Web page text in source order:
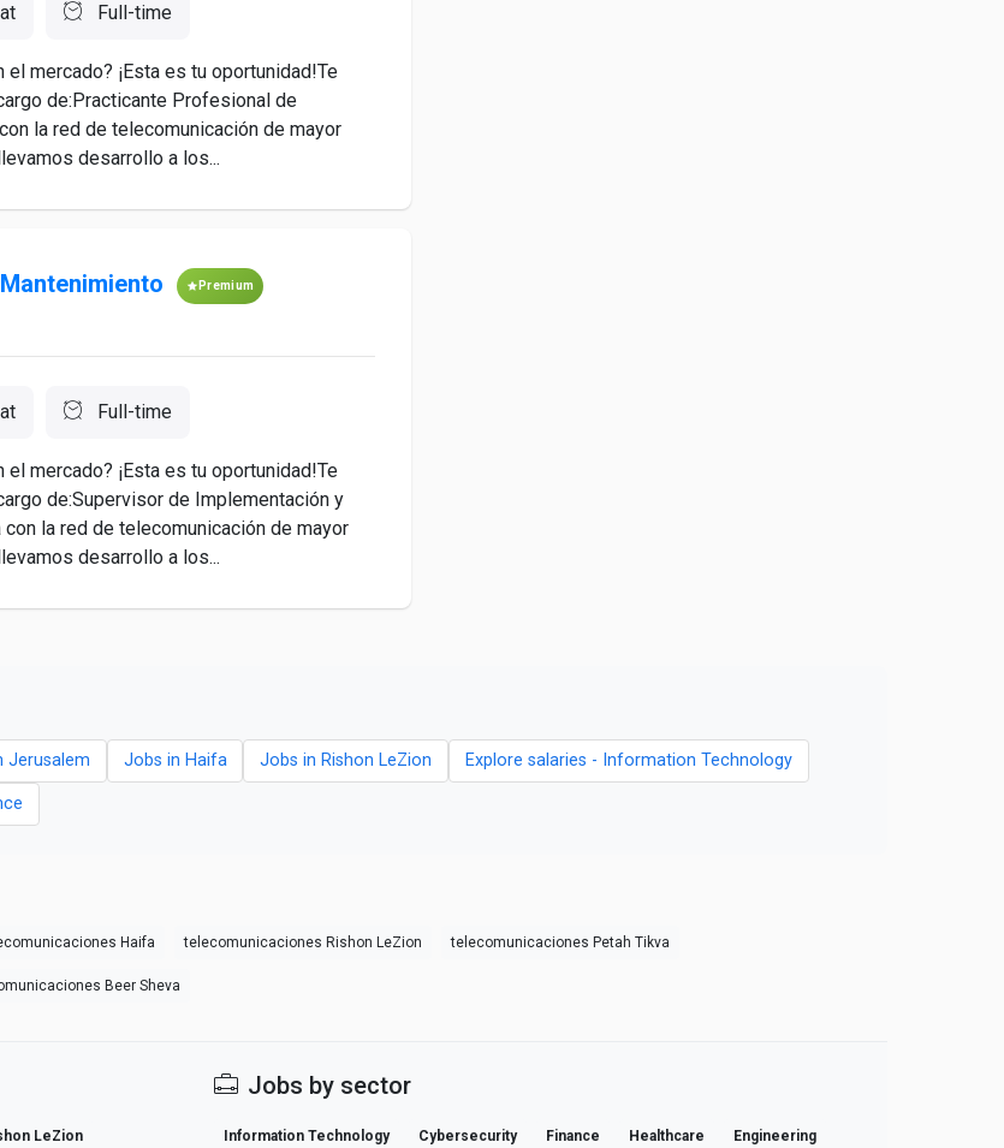
Full-time
mercado? ¡Esta es tu oportunidad!Te
de:Practicante Profesional de
la red de telecomunicación de mayor
desarrollo a los...
Premium
Full-time
mercado? ¡Esta es tu oportunidad!Te
de:Supervisor de Implementación y
la red de telecomunicación de mayor
desarrollo a los...
Jerusalem Jobs in Haifa Jobs in Rishon LeZion Explore salaries - Information Technology
Haifa telecomunicaciones Rishon LeZion telecomunicaciones Petah Tikva
Beer Sheva
LeZion
Jobs by sector
Information Technology Cybersecurity Finance Healthcare Engineering